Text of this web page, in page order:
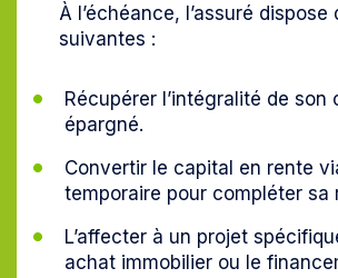
À l’échéance, l’assuré dispose
suivantes :
Récupérer l’intégralité de son
épargné.
Convertir le capital en rente
temporaire pour compléter sa
L’affecter à un projet
achat immobilier ou le